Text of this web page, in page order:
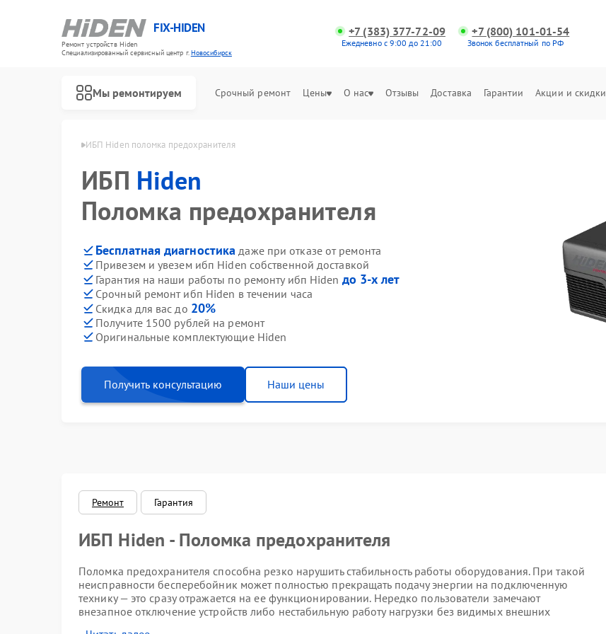
FIX-HIDEN
Ремонт устройств Hiden
Специализированный cервисный центр г.Новосибирск
+7 (383) 377-72-09
Ежедневно с 9:00 до 21:00
+7 (800) 101-01-54
Звонок бесплатный по РФ
Мы ремонтируем Срочный ремонт Цены О нас Отзывы Доставка Гарантии Акции и скидки
ИБП Hiden поломка предохранителя
ИБП Hiden
Поломка предохранителя
Бесплатная диагностика даже при отказе от ремонта
Привезем и увезем ибп Hiden собственной доставкой
Гарантия на наши работы по ремонту ибп Hiden до 3-х лет
Срочный ремонт ибп Hiden в течении часа
Скидка для вас до 20%
Получите 1500 рублей на ремонт
Оригинальные комплектующие Hiden
Получить консультацию Наши цены
Ремонт Гарантия
ИБП Hiden - Поломка предохранителя
Поломка предохранителя способна резко нарушить стабильность работы оборудования. При такой
неисправности бесперебойник может полностью прекращать подачу энергии на подключенную
технику — это сразу отражается на ее функционировании. Нередко пользователи замечают
внезапное отключение устройств либо нестабильную работу нагрузки без видимых внешних